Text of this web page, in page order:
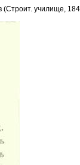
(Строит. училище,